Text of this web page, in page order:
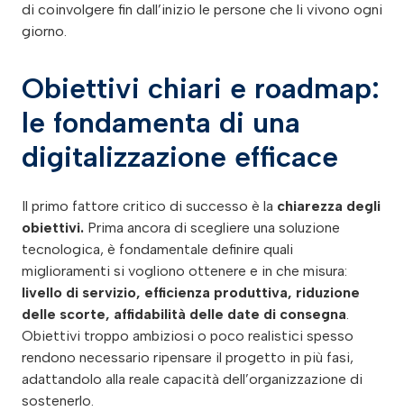
di coinvolgere fin dall’inizio le persone che li vivono ogni
giorno.
Obiettivi chiari e roadmap:
le fondamenta di una
digitalizzazione efficace
Il primo fattore critico di successo è la chiarezza degli
obiettivi. Prima ancora di scegliere una soluzione
tecnologica, è fondamentale definire quali
miglioramenti si vogliono ottenere e in che misura:
livello di servizio, efficienza produttiva, riduzione
delle scorte, affidabilità delle date di consegna.
Obiettivi troppo ambiziosi o poco realistici spesso
rendono necessario ripensare il progetto in più fasi,
adattandolo alla reale capacità dell’organizzazione di
sostenerlo.